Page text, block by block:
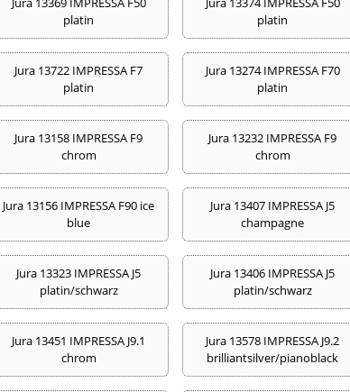
platin
platin
Jura 13722 IMPRESSA F7
platin
Jura 13274 IMPRESSA F70
platin
Jura 13158 IMPRESSA F9
chrom
Jura 13232 IMPRESSA F9
chrom
Jura 13156 IMPRESSA F90 ice
blue
Jura 13407 IMPRESSA J5
champagne
Jura 13323 IMPRESSA J5
platin/schwarz
Jura 13406 IMPRESSA J5
platin/schwarz
Jura 13451 IMPRESSA J9.1
chrom
Jura 13578 IMPRESSA J9.2
brilliantsilver/pianoblack